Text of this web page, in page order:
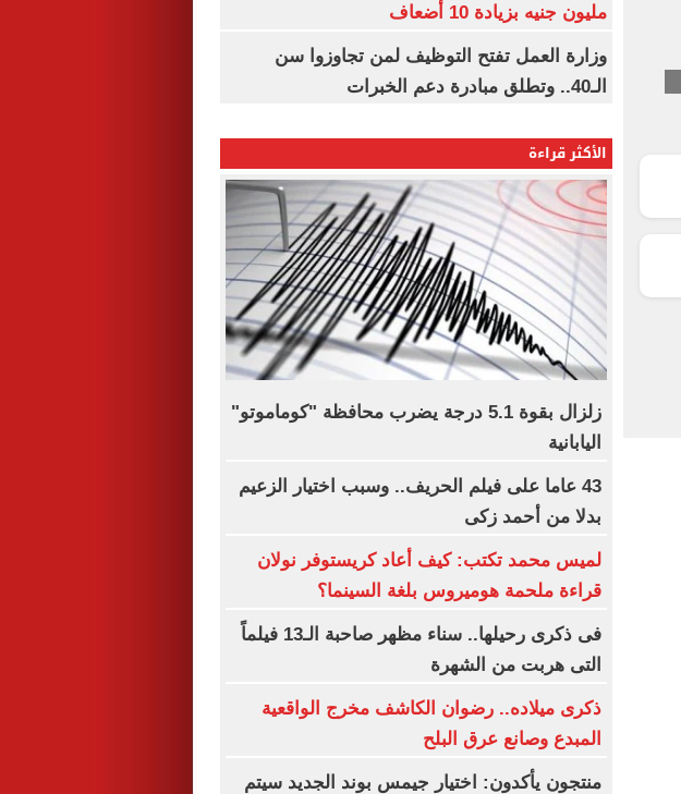
مليون جنيه بزيادة 10 أضعاف
وزارة العمل تفتح التوظيف لمن تجاوزوا سن
الـ40.. وتطلق مبادرة دعم الخبرات
الأكثر قراءة
زلزال بقوة 5.1 درجة يضرب محافظة "كوماموتو"
اليابانية
43 عاما على فيلم الحريف.. وسبب اختيار الزعيم
بدلا من أحمد زكى
لميس محمد تكتب: كيف أعاد كريستوفر نولان
قراءة ملحمة هوميروس بلغة السينما؟
فى ذكرى رحيلها.. سناء مظهر صاحبة الـ13 فيلماً
التى هربت من الشهرة
ذكرى ميلاده.. رضوان الكاشف مخرج الواقعية
المبدع وصانع عرق البلح
منتجون يأكدون: اختيار جيمس بوند الجديد سيتم